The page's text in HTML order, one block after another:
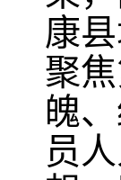
康
聚
魄
员